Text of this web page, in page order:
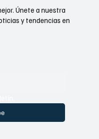
Únete a nuestra
y tendencias en